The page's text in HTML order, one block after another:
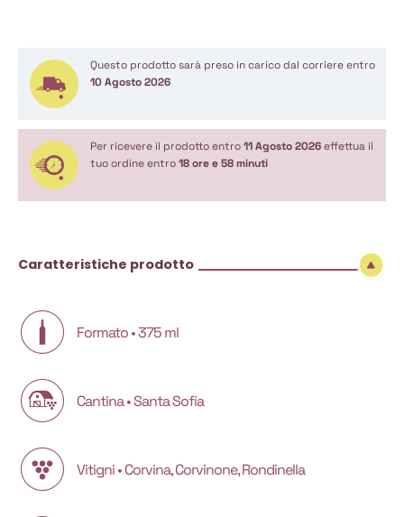
Questo prodotto sarà preso in carico dal corriere entro
10 Agosto 2026
Per ricevere il prodotto entro11 Agosto 2026effettua il
tuo ordine entro18 ore e 58 minuti
Caratteristiche prodotto
Formato • 375 ml
Cantina • Santa Sofia
Vitigni • Corvina, Corvinone, Rondinella